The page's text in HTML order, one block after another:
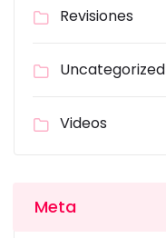
Revisiones
Uncategorized
Videos
Meta